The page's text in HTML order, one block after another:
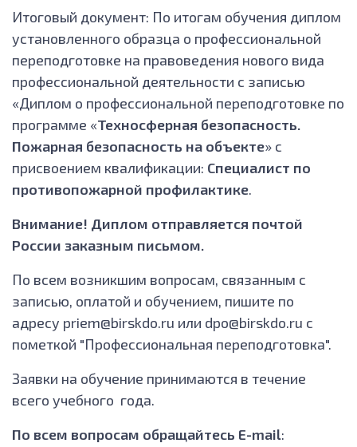
Итоговый документ: По итогам обучения диплом
установленного образца о профессиональной
переподготовке на правоведения нового вида
профессиональной деятельности с записью
«Диплом о профессиональной переподготовке по
программе «Техносферная безопасность.
Пожарная безопасность на объекте» с
присвоением квалификации: Специалист по
противопожарной профилактике.
Внимание! Диплом отправляется почтой
России заказным письмом.
По всем возникшим вопросам, связанным с
записью, оплатой и обучением, пишите по
адресу priem@birskdo.ru или dpo@birskdo.ru с
пометкой "Профессиональная переподготовка".
Заявки на обучение принимаются в течение
всего учебного года.
По всем вопросам обращайтесь Е-mail: